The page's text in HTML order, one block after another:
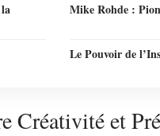
Mike Rohde :
Le Pouvoir de
Créativité et